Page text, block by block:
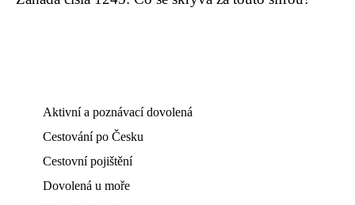
Aktivní a poznávací dovolená
Cestování po Česku
Cestovní pojištění
Dovolená u moře